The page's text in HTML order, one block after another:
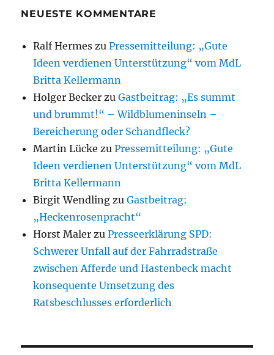
NEUESTE KOMMENTARE
Ralf Hermes zuPressemitteilung: „Gute
Ideen verdienen Unterstützung“ vom MdL
Britta Kellermann
Holger Becker zuGastbeitrag: „Es summt
und brummt!“ – Wildblumeninseln –
Bereicherung oder Schandfleck?
Martin Lücke zuPressemitteilung: „Gute
Ideen verdienen Unterstützung“ vom MdL
Britta Kellermann
Birgit Wendling zuGastbeitrag:
„Heckenrosenpracht“
Horst Maler zuPresseerklärung SPD:
Schwerer Unfall auf der Fahrradstraße
zwischen Afferde und Hastenbeck macht
konsequente Umsetzung des
Ratsbeschlusses erforderlich